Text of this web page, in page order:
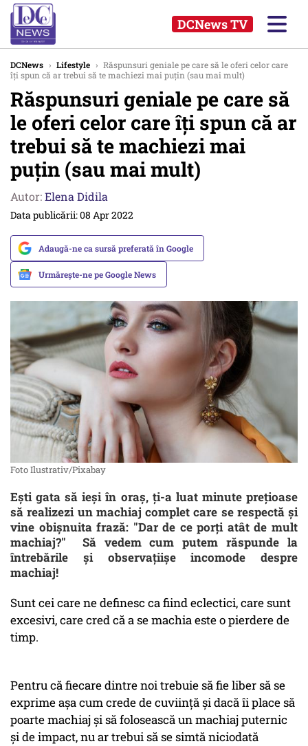
DCNews TV
DCNews › Lifestyle › Răspunsuri geniale pe care să le oferi celor care
îți spun că ar trebui să te machiezi mai puțin (sau mai mult)
Răspunsuri geniale pe care să
le oferi celor care îți spun că ar
trebui să te machiezi mai
puțin (sau mai mult)
Autor:Elena Didila
Data publicării: 08 Apr 2022
Adaugă-ne ca sursă preferată în Google
Urmărește-ne pe Google News
Foto Ilustrativ/Pixabay
Ești gata să ieși în oraș, ți-a luat minute prețioase
să realizezi un machiaj complet care se respectă și
vine obișnuita frază: "Dar de ce porți atât de mult
machiaj?" Să vedem cum putem răspunde la
întrebările și observațiișe incomode despre
machiaj!
Sunt cei care ne definesc ca fiind eclectici, care sunt
excesivi, care cred că a se machia este o pierdere de
timp.
Pentru că fiecare dintre noi trebuie să fie liber să se
exprime așa cum crede de cuviință și dacă îi place să
poarte machiaj și să folosească un machiaj puternic
și de impact, nu ar trebui să se simtă niciodată